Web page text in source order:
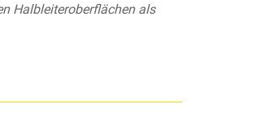
Halbleiteroberflächen als